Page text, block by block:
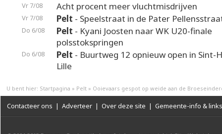
Vr 7/08 Acht procent meer vluchtmisdrijven
Vr 7/08 Pelt - Speelstraat in de Pater
Do 6/08 Pelt - Kyani Joosten naar WK U20-finale
polsstokspringen
Do 6/08 Pelt - Buurtweg 12 opnieuw open in Sint-
Lille
U bent hier: Startpagina » Pelt » Ooievaars gespot op weide aan de
Contacteer ons | Adverteer | Over deze site | Gemeente-info & links